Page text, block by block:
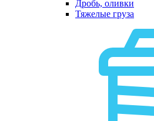
Дробь, оливки
Тяжелые груза